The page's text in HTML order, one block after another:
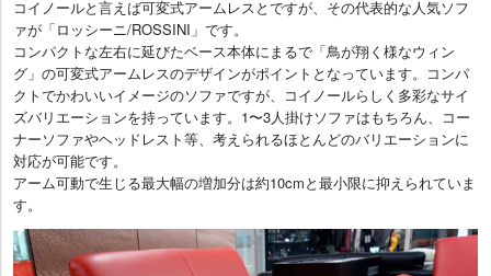
コイノールと言えば可変式アームレスとですが、その代表的な人気ソフ
ァが「ロッシーニ/ROSSINI」です。
コンパクトな左右に延びたベース本体にまるで「鳥が翔く様なウィン
グ」の可変式アームレスのデザインがポイントとなっています。コンパ
クトでかわいいイメージのソファですが、コイノールらしく多彩なサイ
ズバリエーションを持っています。1〜3人掛けソファはもちろん、コー
ナーソファやヘッドレスト等、考えられるほとんどのバリエーションに
対応が可能です。
アーム可動で生じる最大幅の増加分は約10cmと最小限に抑えられていま
す。